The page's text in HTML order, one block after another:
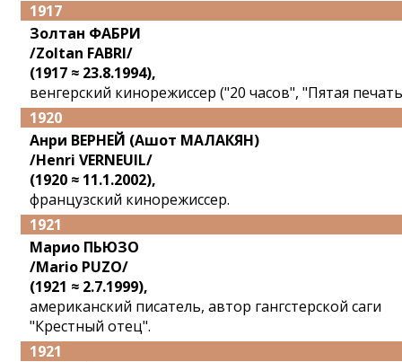
1917
Золтан ФАБРИ
/Zoltan FABRI/
(1917 ≈ 23.8.1994),
венгерский кинорежиссер ("20 часов", "Пятая
1920
Анри ВЕРНЕЙ (Ашот МАЛАКЯН)
/Henri VERNEUIL/
(1920 ≈ 11.1.2002),
французский кинорежиссер.
1921
Марио ПЬЮЗО
/Mario PUZO/
(1921 ≈ 2.7.1999),
американский писатель, автор гангстерской саги
"Крестный отец".
1921